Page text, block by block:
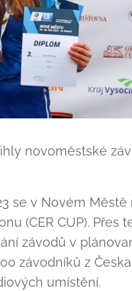
novoměstské
se v Novém Městě
(CER CUP). Přes
závodů v
závodníků z
umístění.